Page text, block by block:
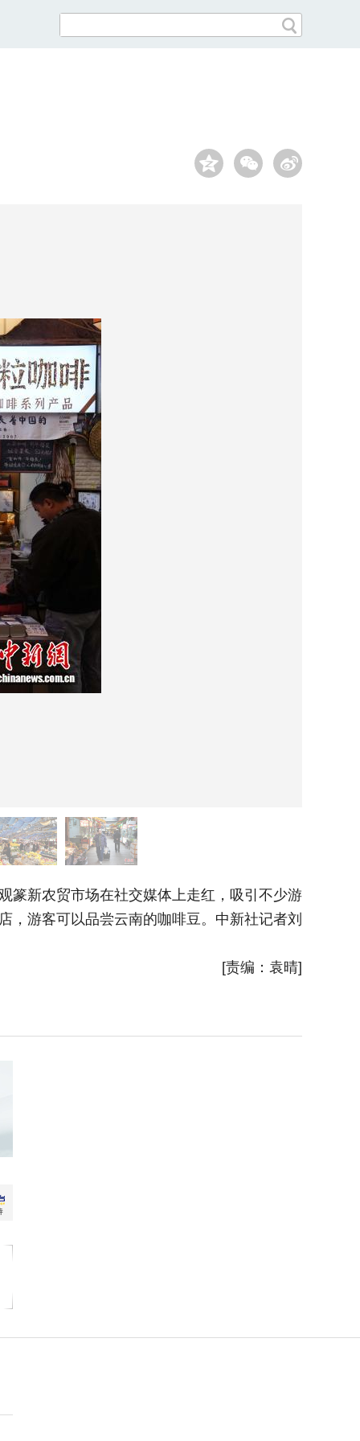
新农贸市场在社交媒体上走红，吸引不少游
，游客可以品尝云南的咖啡豆。中新社记者刘
[责编：袁晴]